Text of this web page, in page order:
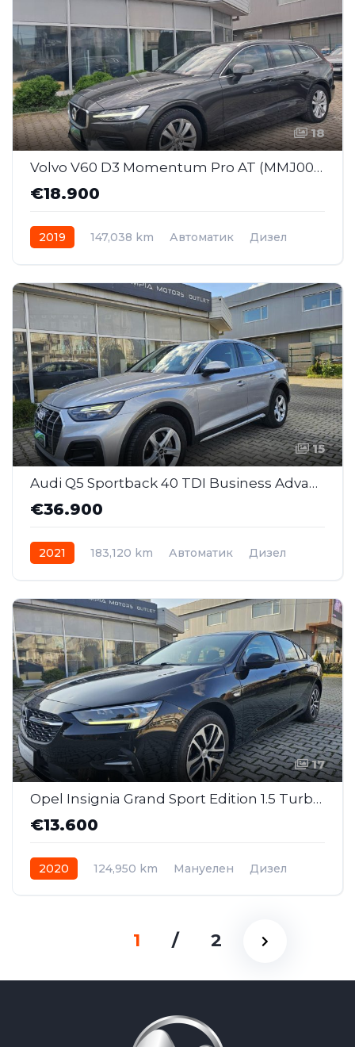
18
Volvo V60 D3 Momentum Pro AT (MMJ003)
€18.900
2019 147,038 km Автоматик
Дизел
15
Audi Q5 Sportback 40 TDI Business Advanced Quattro S Tronic (SAI040)
€36.900
2021 183,120 km Автоматик
Дизел
17
Opel Insignia Grand Sport Edition 1.5 Turbo D 122ks MT (MMI076)
€13.600
2020 124,950 km Мануелен Дизел
1 / 2